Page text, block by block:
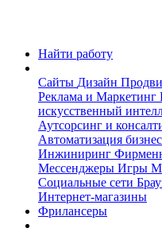
Найти работу
Сайты Дизайн
Реклама и Маркетинг
искусственный
Аутсорсинг и
Автоматизация
Инжиниринг
Мессенджеры Игры
Социальные сети
Интернет-магазины
Фрилансеры